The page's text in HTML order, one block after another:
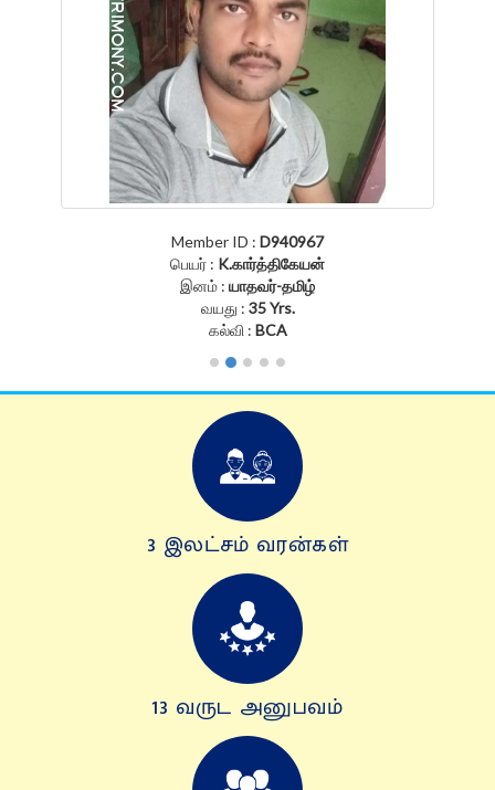
Member ID : D940967
பெயர் : K.கார்த்திகேயன்
இனம் : யாதவர்-தமிழ்
வயது : 35 Yrs.
கல்வி : BCA
3 இலட்சம் வரன்கள்
13 வருட அனுபவம்